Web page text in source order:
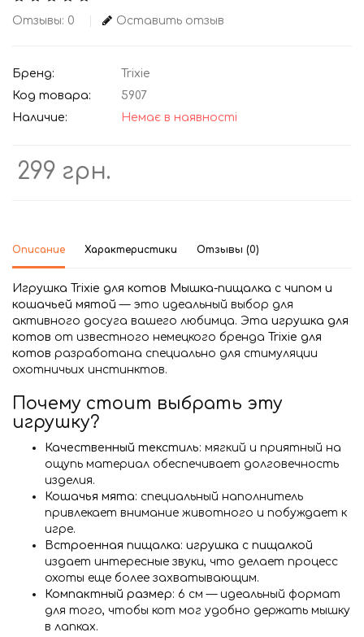
Отзывы: 0 Оставить отзыв
Бренд:
Trixie
Код товара:
5907
Наличие:
Немає в наявності
299 грн.
Описание Характеристики Отзывы (0)
Игрушка Trixie для котов Мышка-пищалка с чипом и
кошачьей мятой — это идеальный выбор для
активного досуга вашего любимца. Эта игрушка для
котов от известного немецкого бренда Trixie для
котов разработана специально для стимуляции
охотничьих инстинктов.
Почему стоит выбрать эту
игрушку?
Качественный текстиль: мягкий и приятный на
ощупь материал обеспечивает долговечность
изделия.
Кошачья мята: специальный наполнитель
привлекает внимание животного и побуждает к
игре.
Встроенная пищалка: игрушка с пищалкой
издает интересные звуки, что делает процесс
охоты еще более захватывающим.
Компактный размер: 6 см — идеальный формат
для того, чтобы кот мог удобно держать мышку
в лапках.